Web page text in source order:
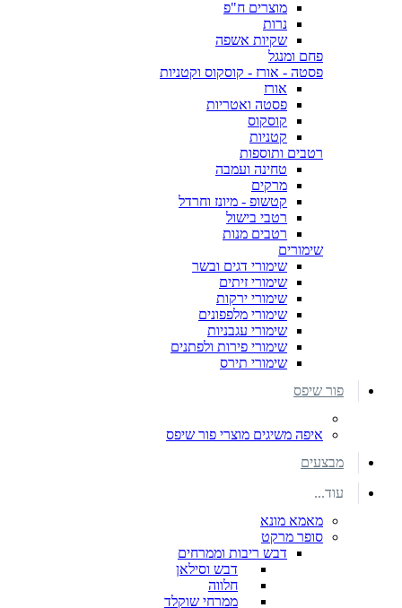
מוצרים ח"פ
נרות
שקיות אשפה
פחם ומנגל
פסטה - אורז - קוסקוס וקטניות
אורז
פסטה ואטריות
קוסקוס
קטניות
רטבים ותוספות
טחינה ועמבה
מרקים
קטשופ - מיונז וחרדל
רטבי בישול
רטבים מנות
שימורים
שימורי דגים ובשר
שימורי זיתים
שימורי ירקות
שימורי מלפפונים
שימורי עגבניות
שימורי פירות ולפתנים
שימורי תירס
פור שיפס
איפה משיגים מוצרי פור שיפס
מבצעים
עוד...
מאמא מונא
סופר מרקט
דבש ריבות וממרחים
דבש וסילאן
חלווה
ממרחי שוקלד